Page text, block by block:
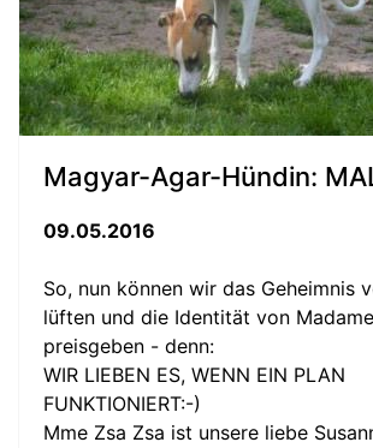
Magyar-Agar-Hündin:
09.05.2016
So, nun können wir das Geheimnis
lüften und die Identität von
preisgeben - denn:
WIR LIEBEN ES, WENN EIN PLAN
FUNKTIONIERT:-)
Mme Zsa Zsa ist unsere liebe